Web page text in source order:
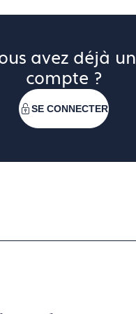
avez déjà un
compte ?
SE CONNECTER